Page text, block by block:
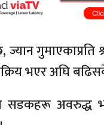
ज्यानगुमाएकाप्रति
भएर अघि
सडकहरू अवरुद्ध